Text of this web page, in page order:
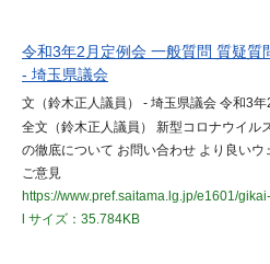
令和3年2月定例会 一般質問 質疑質
- 埼玉県議会
文（鈴木正人議員） - 埼玉県議会 令和3
全文（鈴木正人議員） 新型コロナウイル
の徹底について お問い合わせ より良い
ご意見
https://www.pref.saitama.lg.jp/e1601/
サイズ：35.784KB